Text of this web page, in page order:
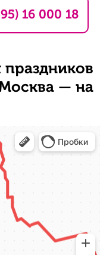
16 000 18
праздников
— на